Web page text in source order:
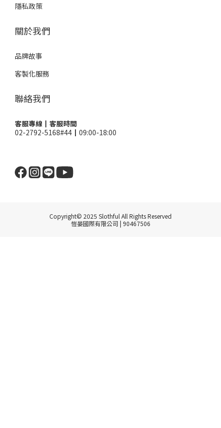
隱私政策
關於我們
品牌故事
客製化服務
聯絡我們
客服專線┃客服時間
02-2792-5168#44┃09:00-18:00
Copyright© 2025 Slothful All Rights Reserved
愷晏國際有限公司 | 90467506